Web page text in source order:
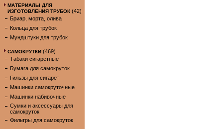
МАТЕРИАЛЫ ДЛЯ
ИЗГОТОВЛЕНИЯ ТРУБОК (42)
Бриар, морта, олива
Кольца для трубок
Мундштуки для трубок
САМОКРУТКИ (469)
Табаки сигаретные
Бумага для самокруток
Гильзы для сигарет
Машинки самокруточные
Машинки набивочные
Сумки и аксессуары для
самокруток
Фильтры для самокруток